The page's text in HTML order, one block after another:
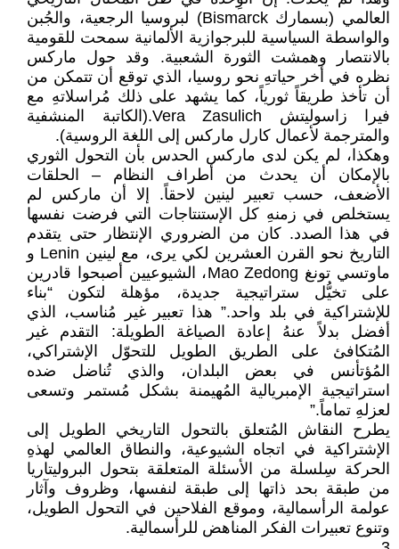
العالمي (بسمارك Bismarck) لبروسيا الرجعية، والجُبن
والواسطة السياسية للبرجوازية الألمانية سمحت للقومية
بالانتصار وهمشت الثورة الشعبية. وقد حول ماركس
نظره في أخر حياتهِ نحو روسيا، الذي توقع أن تتمكن من
أن تأخذ طريقاً ثورياً، كما يشهد على ذلك مُراسلاتهِ مع
فيرا زاسوليتش Vera Zasulich.(الكاتبة المنشفية
والمترجمة لأعمال كارل ماركس إلى اللغة الروسية).
وهكذا، لم يكن لدى ماركس الحدس بأن التحول الثوري
بالإمكان أن يحدث من أطراف النظام – الحلقات
الأضعف، حسب تعبير لينين لاحقاً. إلا أن ماركس لم
يستخلص في زمنهِ كل الإستنتاجات التي فرضت نفسها
في هذا الصدد. كان من الضروري الإنتظار حتى يتقدم
التاريخ نحو القرن العشرين لكي يرى، مع لينين Lenin و
ماوتسي تونغ Mao Zedong، الشيوعيين أصبحوا قادرين
على تخيُّل ستراتيجية جديدة، مؤهلة لتكون “بناء
للإشتراكية في بلد واحد.” هذا تعبير غير مُناسب، الذي
أفضل بدلاً عنهُ إعادة الصياغة الطويلة: التقدم غير
المُتكافئ على الطريق الطويل للتحوّل الإشتراكي،
المُؤتأنس في بعض البلدان، والذي تُناضل ضده
استراتيجية الإمبريالية المُهيمنة بشكل مُستمر وتسعى
لعزلهِ تماماً.”
يطرح النقاش المُتعلق بالتحول التاريخي الطويل إلى
الإشتراكية في اتجاه الشيوعية، والنطاق العالمي لهذهِ
الحركة سِلسلة من الأسئلة المتعلقة بتحول البروليتاريا
من طبقة بحد ذاتها إلى طبقة لنفسها، وظروف وآثار
عولمة الرأسمالية، وموقع الفلاحين في التحول الطويل،
وتنوع تعبيرات الفكر المناهض للرأسمالية.